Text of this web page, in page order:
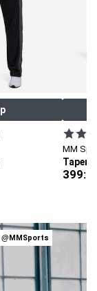
MM
399:-
@MMSports